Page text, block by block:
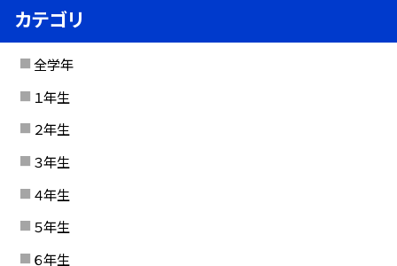
カテゴリ
全学年
１年生
２年生
３年生
４年生
５年生
６年生